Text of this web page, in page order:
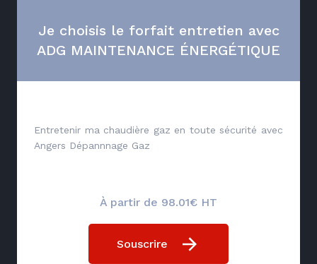
Je choisis le forfait entretien avec
ADG MAINTENANCE ÉNERGÉTIQUE
Entretenir ma chaudière gaz en toute sécurité avec
Angers Dépannnage Gaz
À partir de 98.01€ HT
Souscrire